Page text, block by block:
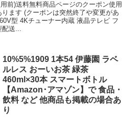
前)送料無料商品ページのクーポン使用
ます (クーポンは突然終了や変更があ
型 4Kチューナー内蔵 液晶テレビ フ
配送...
10%5%1909 1本54 伊藤園 ラベ
ルレス おーいお茶 緑茶
460ml×30本 スマートボトル
【Amazon･アマゾン】で 食品・
飲料 など 他商品も掲載の場合あ
り